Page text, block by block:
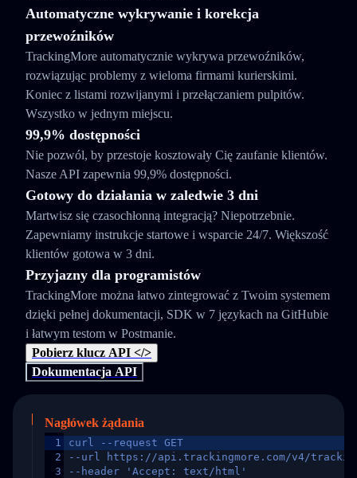
Automatyczne wykrywanie i korekcja
przewoźników
TrackingMore automatycznie wykrywa przewoźników,
rozwiązując problemy z wieloma firmami kurierskimi.
Koniec z listami rozwijanymi i przełączaniem pulpitów.
Wszystko w jednym miejscu.
99,9% dostępności
Nie pozwól, by przestoje kosztowały Cię zaufanie klientów.
Nasze API zapewnia 99,9% dostępności.
Gotowy do działania w zaledwie 3 dni
Martwisz się czasochłonną integracją? Niepotrzebnie.
Zapewniamy instrukcje startowe i wsparcie 24/7. Większość
klientów gotowa w 3 dni.
Przyjazny dla programistów
TrackingMore można łatwo zintegrować z Twoim systemem
dzięki pełnej dokumentacji, SDK w 7 językach na GitHubie
i łatwym testom w Postmanie.
Pobierz klucz API </>
Dokumentacja API
Nagłówek żądania
1
2
3
curl --request GET
--url https://api.trackingmore.com/v4/trackings/
--header 'Accept: text/html'